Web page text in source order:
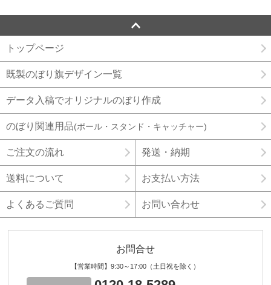
トップページ
既製のぼり旗デザイン一覧
データ入稿でオリジナルのぼり作成
のぼり関連用品(ポール・スタンド・キャッチャー)
ご注文の流れ 発送・納期
送料について お支払い方法
よくあるご質問 お問い合わせ
お問合せ
【営業時間】9:30～17:00（土日祝を除く）